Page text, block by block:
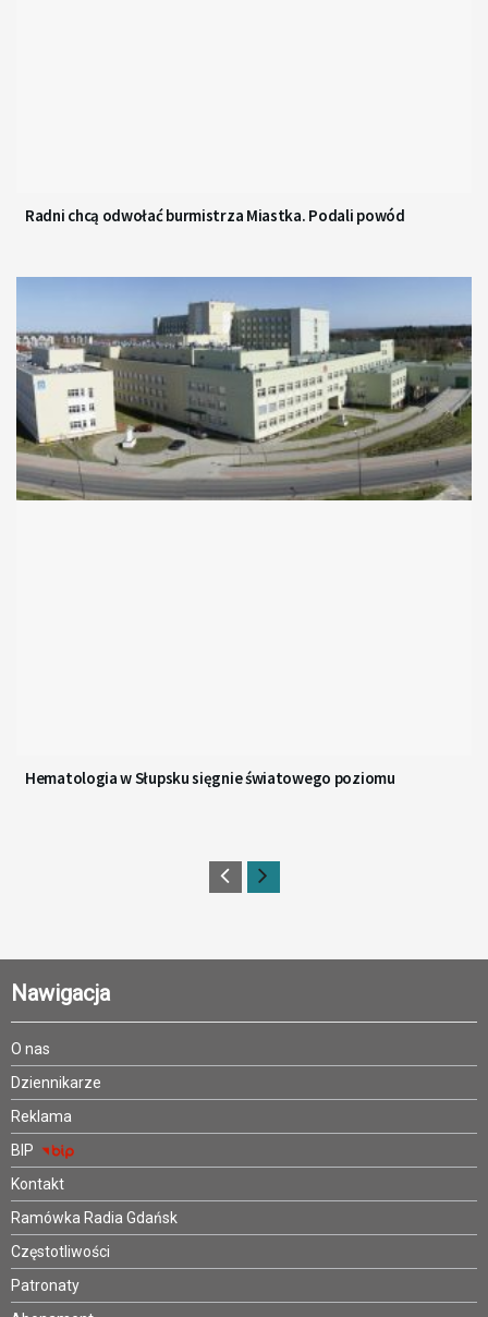
Radni chcą odwołać burmistrza Miastka. Podali powód
Hematologia w Słupsku sięgnie światowego poziomu
Nawigacja
O nas
Dziennikarze
Reklama
BIP
Kontakt
Ramówka Radia Gdańsk
Częstotliwości
Patronaty